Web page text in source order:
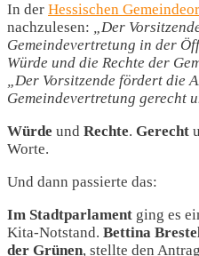
In der Hessischen
nachzulesen: „Der
Gemeindevertretung in der
Würde und die Rechte der
„Der Vorsitzende fördert die
Gemeindevertretung gerecht
Würde und Rechte. Gerecht
Worte.
Und dann passierte das:
Im Stadtparlament ging es
Kita-Notstand. Bettina
der Grünen, stellte den